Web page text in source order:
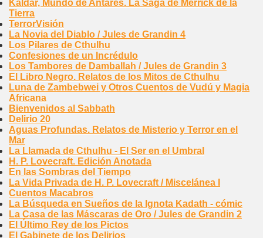
Kaldar, Mundo de Antares. La Saga de Merrick de la
Tierra
TerrorVisión
La Novia del Diablo / Jules de Grandin 4
Los Pilares de Cthulhu
Confesiones de un Incrédulo
Los Tambores de Damballah / Jules de Grandin 3
El Libro Negro. Relatos de los Mitos de Cthulhu
Luna de Zambebwei y Otros Cuentos de Vudú y Magia
Africana
Bienvenidos al Sabbath
Delirio 20
Aguas Profundas. Relatos de Misterio y Terror en el
Mar
La Llamada de Cthulhu - El Ser en el Umbral
H. P. Lovecraft. Edición Anotada
En las Sombras del Tiempo
La Vida Privada de H. P. Lovecraft / Miscelánea I
Cuentos Macabros
La Búsqueda en Sueños de la Ignota Kadath - cómic
La Casa de las Máscaras de Oro / Jules de Grandin 2
El Último Rey de los Pictos
El Gabinete de los Delirios